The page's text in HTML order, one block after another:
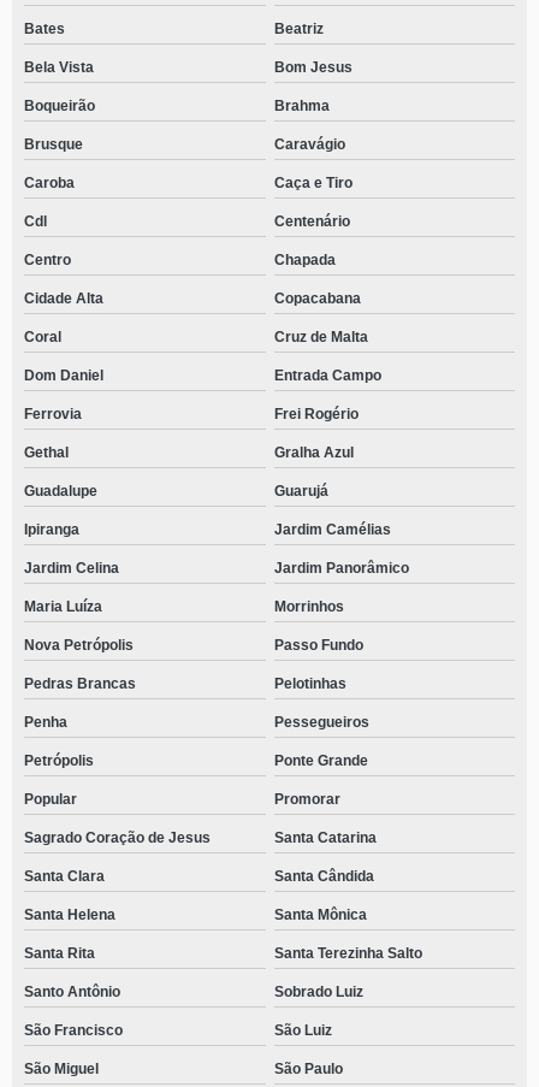
Bates Beatriz
Bela Vista Bom Jesus
Boqueirão Brahma
Brusque Caravágio
Caroba Caça e Tiro
Cdl Centenário
Centro Chapada
Cidade Alta Copacabana
Coral Cruz de Malta
Dom Daniel Entrada Campo
Ferrovia Frei Rogério
Gethal Gralha Azul
Guadalupe Guarujá
Ipiranga Jardim Camélias
Jardim Celina Jardim Panorâmico
Maria Luíza Morrinhos
Nova Petrópolis Passo Fundo
Pedras Brancas Pelotinhas
Penha Pessegueiros
Petrópolis Ponte Grande
Popular Promorar
Sagrado Coração de Jesus Santa Catarina
Santa Clara Santa Cândida
Santa Helena Santa Mônica
Santa Rita Santa Terezinha Salto
Santo Antônio Sobrado Luiz
São Francisco São Luiz
São Miguel São Paulo